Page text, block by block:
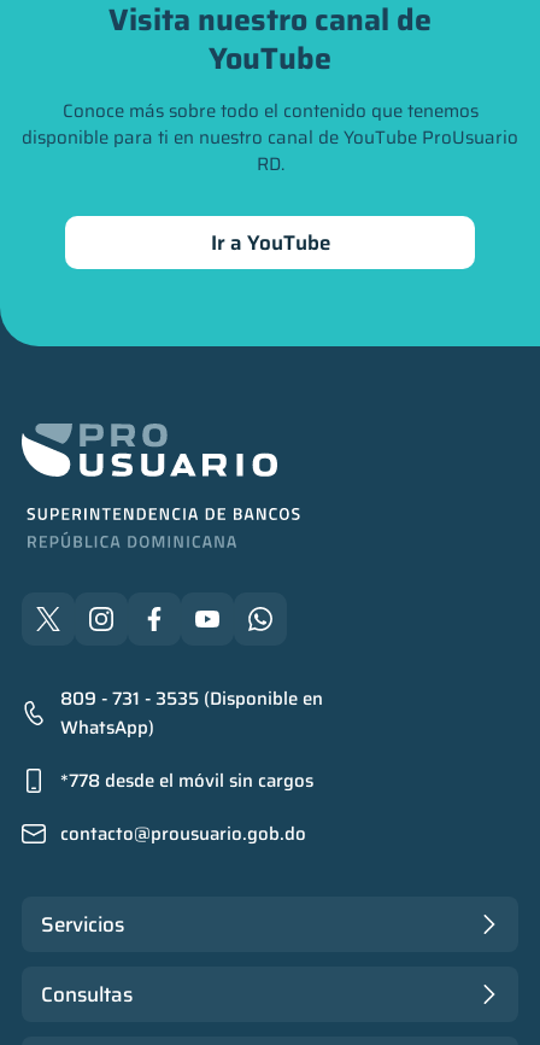
Visita nuestro canal de
YouTube
Conoce más sobre todo el contenido que tenemos
disponible para ti en nuestro canal de YouTube ProUsuario
RD.
Ir a YouTube
809 - 731 - 3535 (Disponible en
WhatsApp)
*778 desde el móvil sin cargos
contacto@prousuario.gob.do
Servicios
Consultas